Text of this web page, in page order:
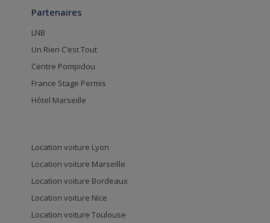
Partenaires
LNB
Un Rien C’est Tout
Centre Pompidou
France Stage Permis
Hôtel Marseille
Location voiture Lyon
Location voiture Marseille
Location voiture Bordeaux
Location voiture Nice
Location voiture Toulouse